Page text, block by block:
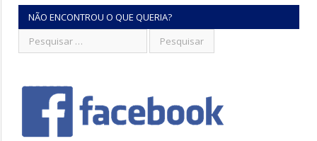
NÃO ENCONTROU O QUE QUERIA?